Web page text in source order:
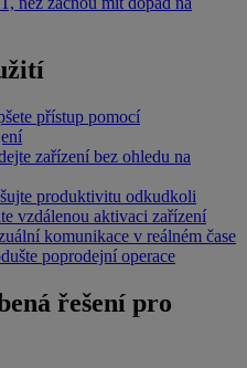
přístup pomocí
zařízení bez ohledu na
produktivitu odkudkoli
vzdálenou aktivaci zařízení
komunikace v reálném čase
poprodejní operace
řešení pro